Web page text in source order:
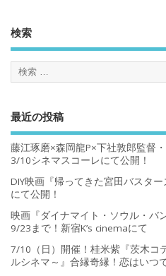
検索
最近の投稿
藤江琢磨×森岡龍P×下社敦郎監督・
3/10シネマスコーレにて公開！
DIY映画『帰ってきた宮田バスタ
にて公開！
映画『ダイナマイト・ソウル・バ
9/23まで！新宿K’s cinemaにて
7/10（日）開催！桂米紫『茨木コ
ルシネマ～』合縁奇縁！恋はいつ